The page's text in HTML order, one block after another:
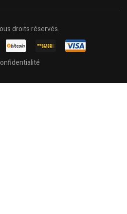
droits réservés.